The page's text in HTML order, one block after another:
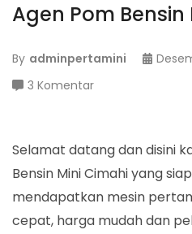
Agen Pom
By adminpertamini
3 Komentarpada
Bensin
Mini
Cimahi
Selamat datang dan disini
Bensin Mini Cimahi yang
mendapatkan mesin
cepat, harga mudah dan